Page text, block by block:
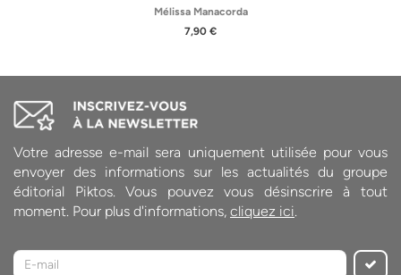
Mélissa Manacorda
7,90 €
Votre adresse e-mail sera uniquement utilisée pour vous
envoyer des informations sur les actualités du groupe
éditorial Piktos. Vous pouvez vous désinscrire à tout
moment. Pour plus d'informations, cliquez ici